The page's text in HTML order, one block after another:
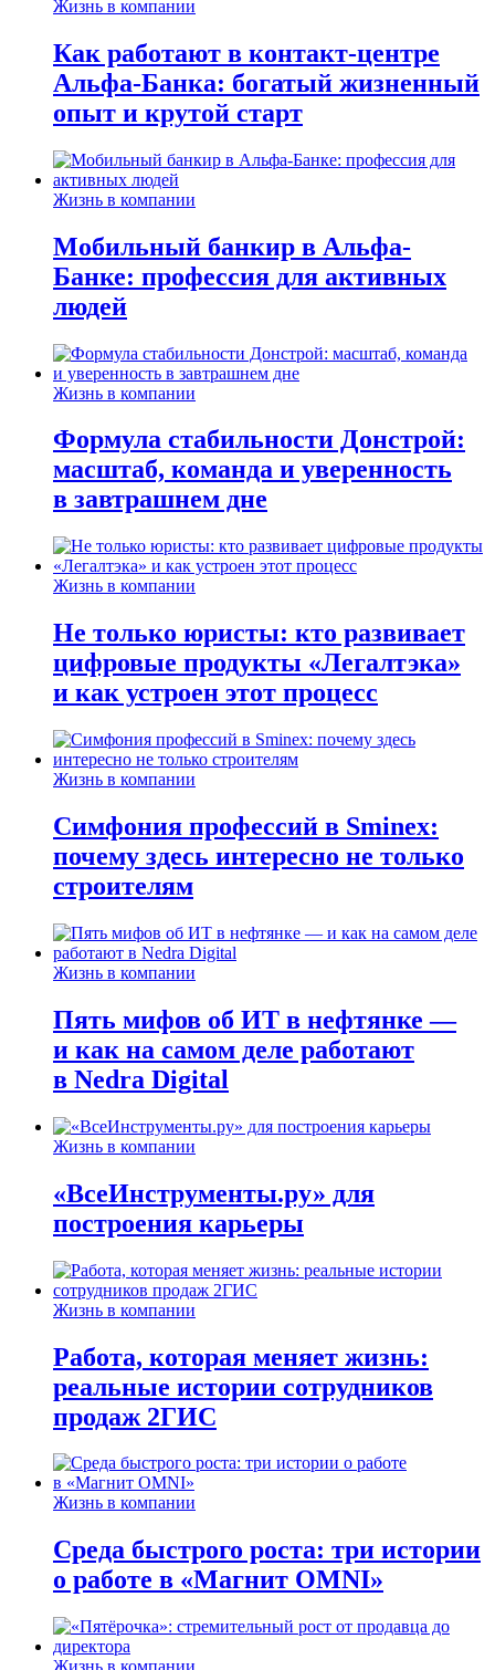
Жизнь в компании
Как работают в контакт-центре
Альфа-Банка: богатый жизненный
опыт и крутой старт
Жизнь в компании
Мобильный банкир в Альфа-
Банке: профессия для активных
людей
Жизнь в компании
Формула стабильности Донстрой:
масштаб, команда и уверенность
в завтрашнем дне
Жизнь в компании
Не только юристы: кто развивает
цифровые продукты «Легалтэка»
и как устроен этот процесс
Жизнь в компании
Симфония профессий в Sminex:
почему здесь интересно не только
строителям
Жизнь в компании
Пять мифов об ИТ в нефтянке —
и как на самом деле работают
в Nedra Digital
Жизнь в компании
«ВсеИнструменты.ру» для
построения карьеры
Жизнь в компании
Работа, которая меняет жизнь:
реальные истории сотрудников
продаж 2ГИС
Жизнь в компании
Среда быстрого роста: три истории
о работе в «Магнит OMNI»